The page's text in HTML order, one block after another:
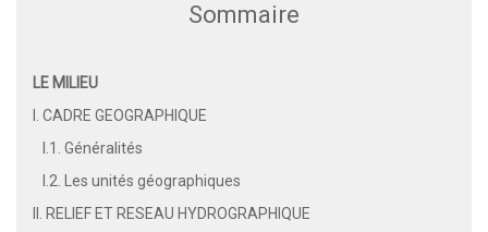
Sommaire
LE MILIEU
I. CADRE GEOGRAPHIQUE
I.1. Généralités
I.2. Les unités géographiques
II. RELIEF ET RESEAU HYDROGRAPHIQUE